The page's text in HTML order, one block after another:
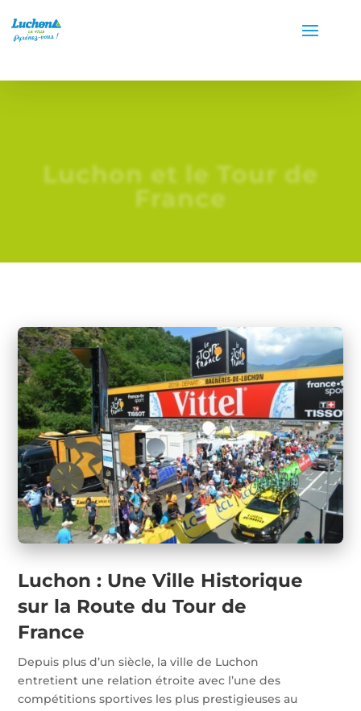
Luchon et le Tour de
France
Luchon : Une Ville Historique
sur la Route du Tour de
France
Depuis plus d’un siècle, la ville de Luchon
entretient une relation étroite avec l’une des
compétitions sportives les plus prestigieuses au